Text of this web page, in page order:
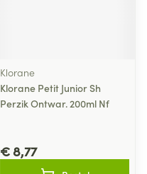
Klorane
Klorane Petit Junior Sh
Perzik Ontwar. 200ml Nf
€ 8,77